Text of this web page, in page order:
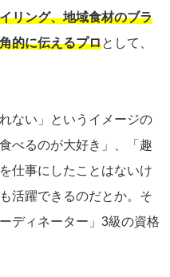
リング、地域食材のブラ
的に伝えるプロとして、
ない」というイメージの
べるのが大好き」、「趣
仕事にしたことはないけ
活躍できるのだとか。そ
ディネーター」3級の資格